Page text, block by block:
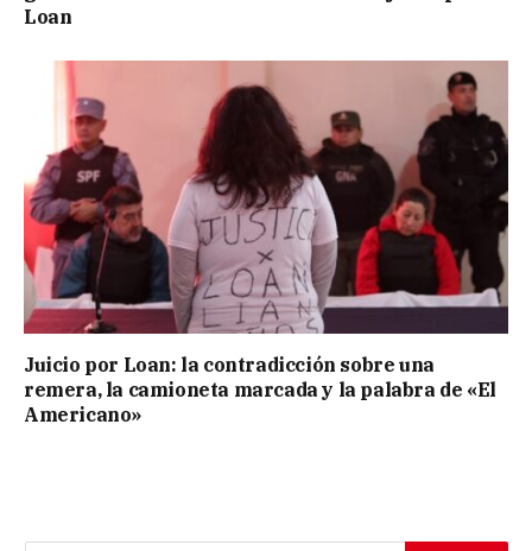
Loan
Juicio por Loan: la contradicción sobre una
remera, la camioneta marcada y la palabra de «El
Americano»